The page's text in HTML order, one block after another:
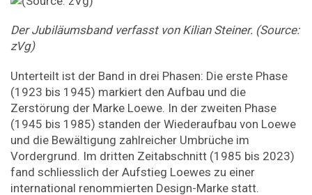
Der Jubiläumsband verfasst von Kilian Steiner. (Source:
zVg)
Unterteilt ist der Band in drei Phasen: Die erste Phase
(1923 bis 1945) markiert den Aufbau und die
Zerstörung der Marke Loewe. In der zweiten Phase
(1945 bis 1985) standen der Wiederaufbau von Loewe
und die Bewältigung zahlreicher Umbrüche im
Vordergrund. Im dritten Zeitabschnitt (1985 bis 2023)
fand schliesslich der Aufstieg Loewes zu einer
international renommierten Design-Marke statt.